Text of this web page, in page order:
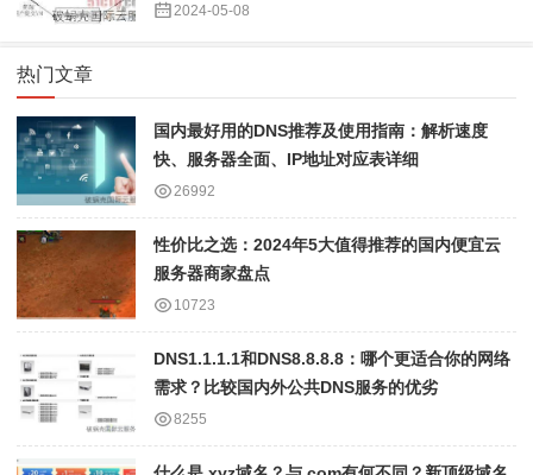
2024-05-08
热门文章
国内最好用的DNS推荐及使用指南：解析速度
快、服务器全面、IP地址对应表详细
26992
性价比之选：2024年5大值得推荐的国内便宜云
服务器商家盘点
10723
DNS1.1.1.1和DNS8.8.8.8：哪个更适合你的网络
需求？比较国内外公共DNS服务的优劣
8255